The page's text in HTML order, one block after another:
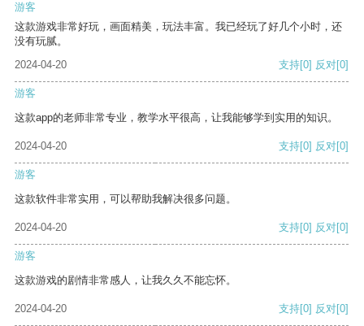
游客
这款游戏非常好玩，画面精美，玩法丰富。我已经玩了好几个小时，还
没有玩腻。
2024-04-20
支持[0] 反对[0]
游客
这款app的老师非常专业，教学水平很高，让我能够学到实用的知识。
2024-04-20 支持[0] 反对[0]
游客
这款软件非常实用，可以帮助我解决很多问题。
2024-04-20 支持[0] 反对[0]
游客
这款游戏的剧情非常感人，让我久久不能忘怀。
2024-04-20 支持[0] 反对[0]